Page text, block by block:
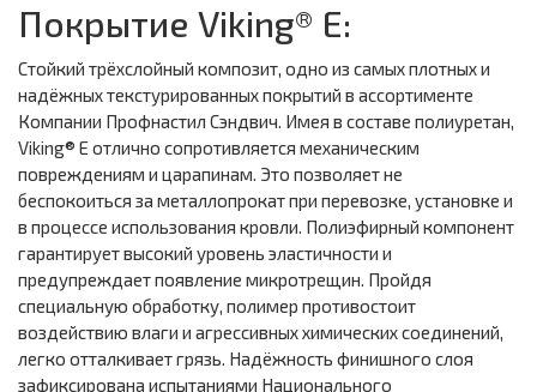
Покрытие Viking® E:
Стойкий трёхслойный композит, одно из самых плотных и
надёжных текстурированных покрытий в ассортименте
Компании Профнастил Сэндвич. Имея в составе полиуретан,
Viking® E отлично сопротивляется механическим
повреждениям и царапинам. Это позволяет не
беспокоиться за металлопрокат при перевозке, установке и
в процессе использования кровли. Полиэфирный компонент
гарантирует высокий уровень эластичности и
предупреждает появление микротрещин. Пройдя
специальную обработку, полимер противостоит
воздействию влаги и агрессивных химических соединений,
легко отталкивает грязь. Надёжность финишного слоя
зафиксирована испытаниями Национального